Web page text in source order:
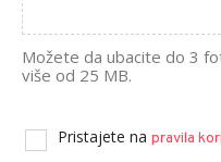
Možete da ubacite do 3
više od 25 MB.
Pristajete na pravila